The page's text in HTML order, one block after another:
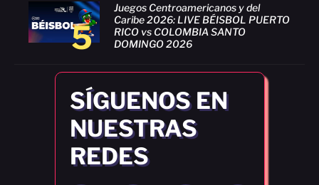
5
Juegos Centroamericanos y del
Caribe 2026: LIVE BÉISBOL PUERTO
RICO vs COLOMBIA SANTO
DOMINGO 2026
SÍGUENOS EN
NUESTRAS
REDES